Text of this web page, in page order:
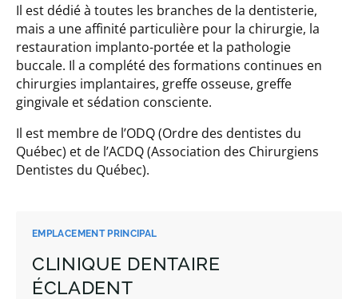
EMPLACEMENT PRINCIPAL
CLINIQUE DENTAIRE
ÉCLADENT
Il est dédié à toutes les branches de la dentisterie,
mais a une affinité particulière pour la chirurgie, la
restauration implanto-portée et la pathologie
buccale. Il a complété des formations continues en
chirurgies implantaires, greffe osseuse, greffe
gingivale et sédation consciente.
Il est membre de l’ODQ (Ordre des dentistes du
Québec) et de l’ACDQ (Association des Chirurgiens
Dentistes du Québec).